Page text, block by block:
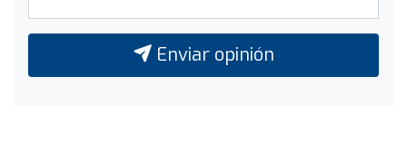
Enviar opinión